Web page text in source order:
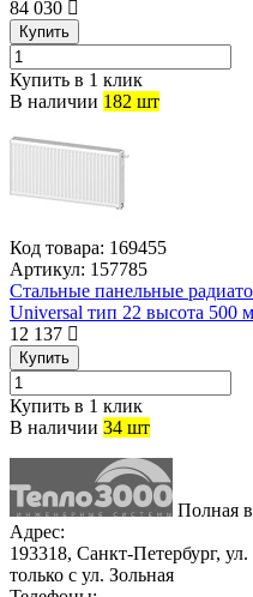
84 030
Купить
Купить в 1 клик
В наличии 182 шт
Код товара: 169455
Артикул: 157785
Стальные панельные
Universal тип 22 высота
12 137
Купить
Купить в 1 клик
В наличии 34 шт
Полная
Адрес:
193318, Санкт-Петербург,
только с ул. Зольная